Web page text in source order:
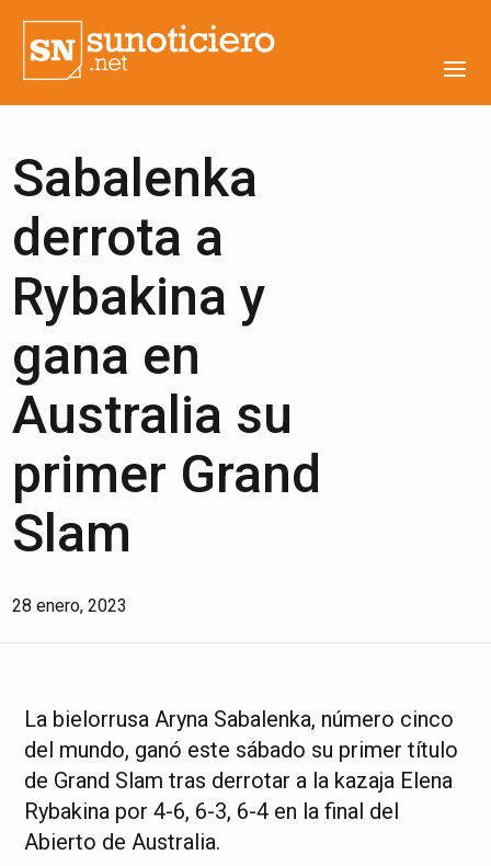
Sabalenka
derrota a
Rybakina y
gana en
Australia su
primer Grand
Slam
28 enero, 2023
La bielorrusa Aryna Sabalenka, número cinco
del mundo, ganó este sábado su primer título
de Grand Slam tras derrotar a la kazaja Elena
Rybakina por 4-6, 6-3, 6-4 en la final del
Abierto de Australia.